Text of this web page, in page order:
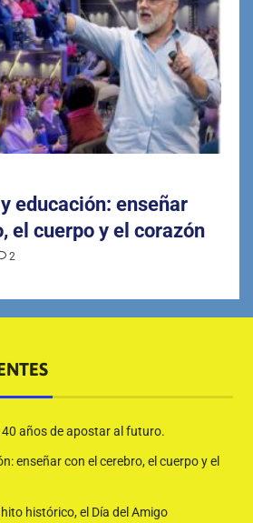
educación: enseñar
el cuerpo y el corazón
2
40 años de apostar al futuro.
enseñar con el cerebro, el cuerpo y el
histórico, el Día del Amigo